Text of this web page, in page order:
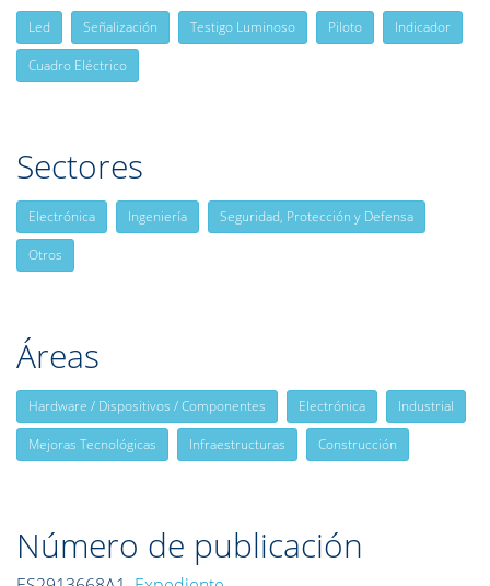
Led Señalización Testigo Luminoso Piloto Indicador
Cuadro Eléctrico
Sectores
Electrónica Ingeniería Seguridad, Protección y Defensa
Otros
Áreas
Hardware / Dispositivos / Componentes Electrónica Industrial
Mejoras Tecnológicas Infraestructuras Construcción
Número de publicación